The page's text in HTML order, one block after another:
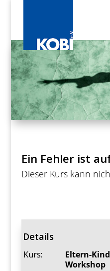
Ein Fehler ist
Dieser Kurs kann
Details
Kurs:
Eltern-
Workshop